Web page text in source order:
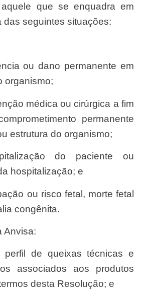
que se enquadra em
das seguintes situações:
organismo;
permanente
estrutura do organismo;
hospitalização; e
congênita.
Anvisa:
associados aos produtos
desta Resolução; e